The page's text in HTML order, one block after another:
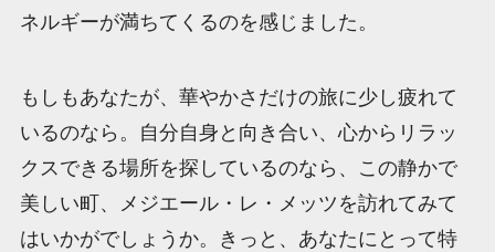
ネルギーが満ちてくるのを感じました。
もしもあなたが、華やかさだけの旅に少し疲れて
いるのなら。自分自身と向き合い、心からリラッ
クスできる場所を探しているのなら、この静かで
美しい町、メジエール・レ・メッツを訪れてみて
はいかがでしょうか。きっと、あなたにとって特